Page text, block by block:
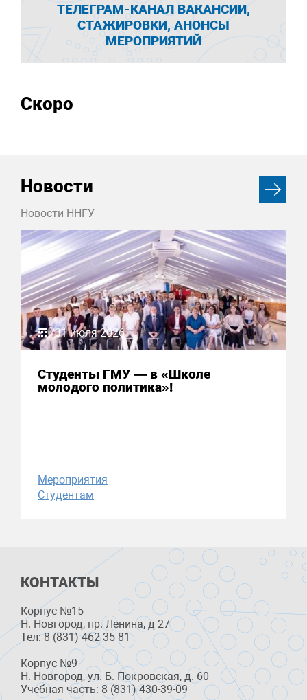
ТЕЛЕГРАМ-КАНАЛ ВАКАНСИИ,
СТАЖИРОВКИ, АНОНСЫ
МЕРОПРИЯТИЙ
Скоро
Новости
Новости ННГУ
31 июля 2026
Студенты ГМУ — в «Школе
молодого политика»!
Мероприятия
Студентам
КОНТАКТЫ
Корпус №15
Н. Новгород, пр. Ленина, д 27
Тел: 8 (831) 462-35-81
Корпус №9
Н. Новгород, ул. Б. Покровская, д. 60
Учебная часть: 8 (831) 430-39-09